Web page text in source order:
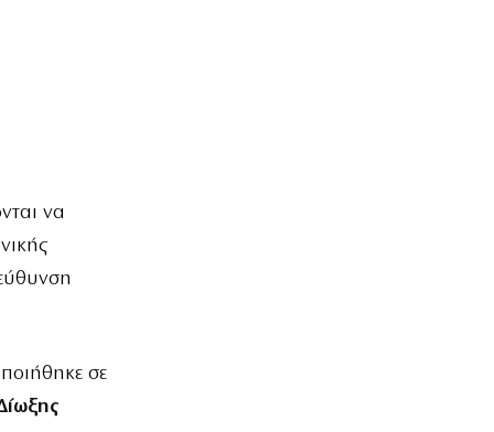
να
σε